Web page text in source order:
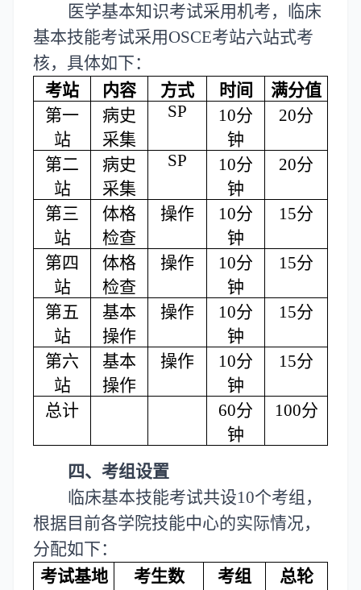
医学基本知识考试采用机考，临床
基本技能考试采用 OSCE考站六站式考
核，具体如下：
考站
内容 方式 时间
满分值
第一
站
病史
采集
SP
10分
钟
20分
第二
站
病史
采集
SP
10分
钟
20分
第三
站
体格
检查
操作
10分
钟
15分
第四
站
体格
检查
操作
10分
钟
15分
第五
站
基本
操作
操作
10分
钟
15分
第六
站
基本
操作
操作
10分
钟
15分
总计
60分
钟
100分
四、考组设置
临床基本技能考试共设10个考组，
根据目前各学院技能中心的实际情况，
分配如下：
考试基地
考生数 考组 总轮